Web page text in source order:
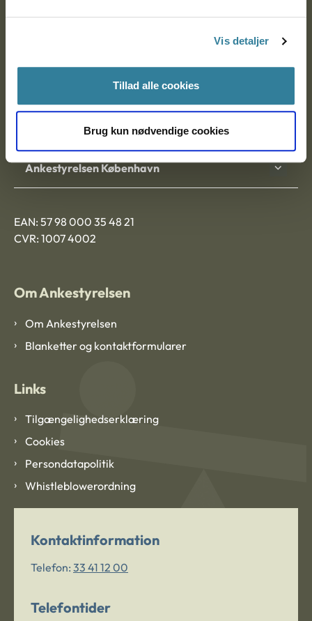
Vis detaljer
Tillad alle cookies
Brug kun nødvendige cookies
Ankestyrelsen Aalborg
Ankestyrelsen København
EAN: 57 98 000 35 48 21
CVR: 1007 4002
Om Ankestyrelsen
Om Ankestyrelsen
Blanketter og kontaktformularer
Links
Tilgængelighedserklæring
Cookies
Persondatapolitik
Whistleblowerordning
Kontaktinformation
Telefon: 33 41 12 00
Telefontider